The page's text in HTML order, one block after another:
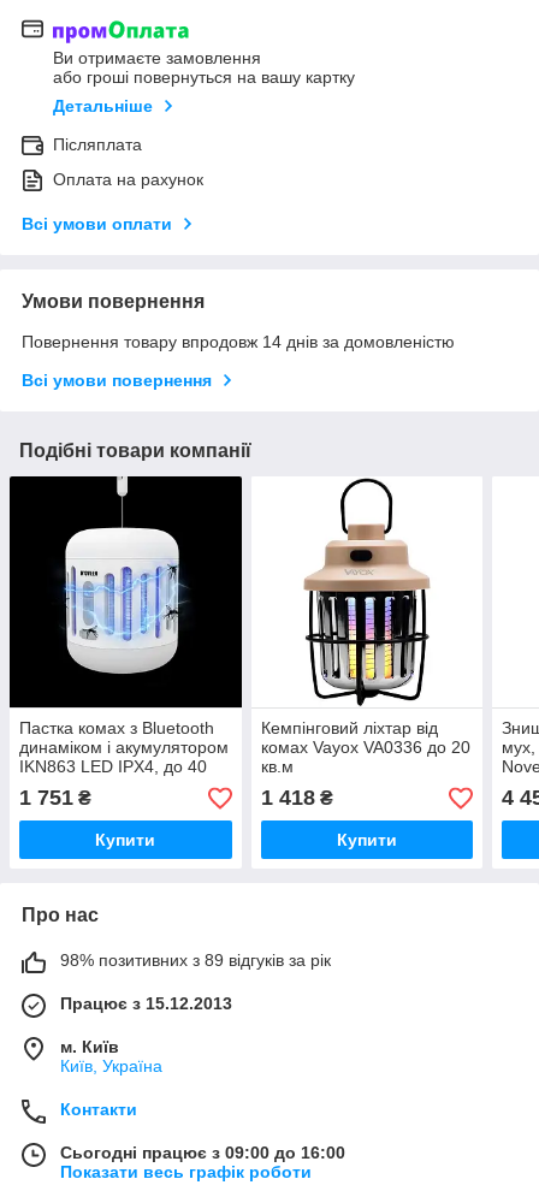
Ви отримаєте замовлення
або гроші повернуться на вашу картку
Детальніше
Післяплата
Оплата на рахунок
Всі умови оплати
Умови повернення
Повернення товару впродовж 14 днів за домовленістю
Всі умови повернення
Подібні товари компанії
Пастка комах з Bluetooth
динаміком і акумулятором
IKN863 LED IPX4, до 40
кв. м.
1 751 ₴
Купити
Кемпінговий ліхтар від
комах Vayox VA0336 до 20
кв.м
1 418₴
Купити
мух,
120
4
Про нас
98% позитивних з 89 відгуків за рік
Працює з 15.12.2013
м. Київ
Київ, Україна
Контакти
Сьогодні працює з 09:00 до 16:00
Показати весь графік роботи